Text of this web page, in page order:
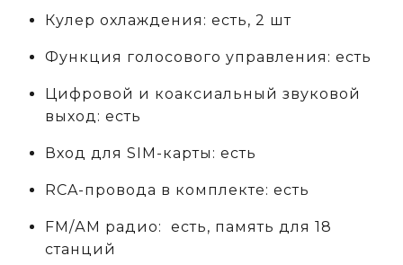
Кулер охлаждения: есть, 2 шт
Функция голосового управления: есть
Цифровой и коаксиальный звуковой
выход: есть
Вход для SIM-карты: есть
RCA-провода в комплекте: есть
FM/АM радио: есть, память для 18
станций